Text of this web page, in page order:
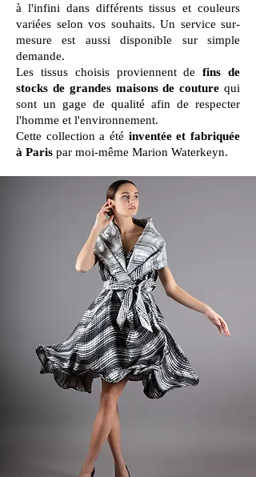
à l'infini dans différents tissus et couleurs
variées selon vos souhaits. Un service sur-
mesure est aussi disponible sur simple
demande.
Les tissus choisis proviennent defins de
stocks de grandes maisons de couture qui
sont un gage de qualité afin de respecter
l'homme et l'environnement.
Cette collection a été inventée et fabriquée
à Paris par moi-même Marion Waterkeyn.